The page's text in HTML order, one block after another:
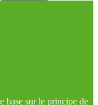
base sur le principe de